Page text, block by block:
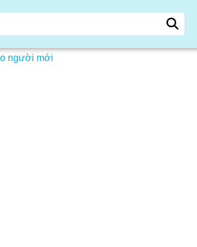
người mới